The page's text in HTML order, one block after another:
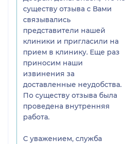
стали два распечатанных
листка с диагнозом
"гиперметропия высокой
степени и астигматизм".
Диагноз поставлен после явно
неудачной попытки
обследования, что вызывает
большие сомнения в его
достоверности.
существу отзыва с Вами
связывались
представители нашей
клиники и пригласили на
прием в клинику. Еще раз
приносим наши
извинения за
доставленные неудобства.
По существу отзыва была
проведена внутренняя
работа.
С уважением, служба